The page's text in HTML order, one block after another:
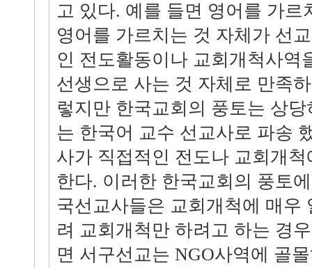
고 있다. 예를 들면 영어를 가르
영어를 가르치는 것 자체가 선
인 전도활동이나 교회개척사역
선생으로 사는 것 자체로 만족
렇지만 한국교회의 풍토는 상
는 한국어 교수 선교사로 파송
사가 직접적인 전도나 교회개
한다. 이러한 한국교회의 풍토
국선교사들은 교회개척에 매우
려 교회개척만 하려고 하는 경
면 서구선교는 NGO사역에 골